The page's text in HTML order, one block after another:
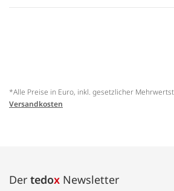
*Alle Preise in Euro, inkl. gesetzlicher
Versandkosten
Der tedox Newsletter